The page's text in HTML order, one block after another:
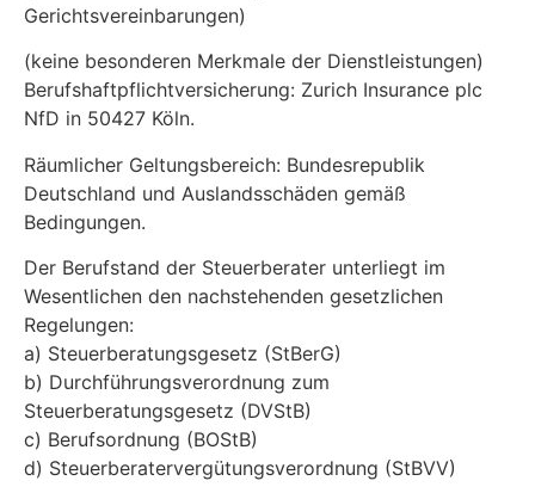
Gerichtsvereinbarungen)
(keine besonderen Merkmale der Dienstleistungen)
Berufshaftpflichtversicherung: Zurich Insurance plc
NfD in 50427 Köln.
Räumlicher Geltungsbereich: Bundesrepublik
Deutschland und Auslandsschäden gemäß
Bedingungen.
Der Berufstand der Steuerberater unterliegt im
Wesentlichen den nachstehenden gesetzlichen
Regelungen:
a) Steuerberatungsgesetz (StBerG)
b) Durchführungsverordnung zum
Steuerberatungsgesetz (DVStB)
c) Berufsordnung (BOStB)
d) Steuerberatervergütungsverordnung (StBVV)